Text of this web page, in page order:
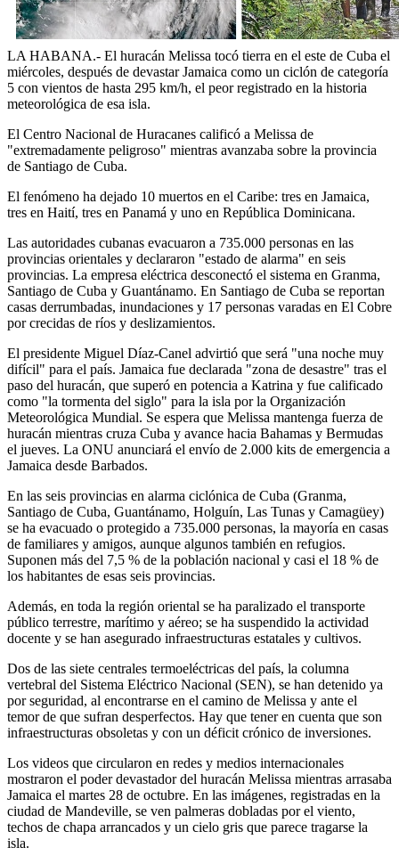
LA HABANA.- El huracán Melissa tocó tierra en el este de Cuba el
miércoles, después de devastar Jamaica como un ciclón de categoría
5 con vientos de hasta 295 km/h, el peor registrado en la historia
meteorológica de esa isla.
El Centro Nacional de Huracanes calificó a Melissa de
"extremadamente peligroso" mientras avanzaba sobre la provincia
de Santiago de Cuba.
El fenómeno ha dejado 10 muertos en el Caribe: tres en Jamaica,
tres en Haití, tres en Panamá y uno en República Dominicana.
Las autoridades cubanas evacuaron a 735.000 personas en las
provincias orientales y declararon "estado de alarma" en seis
provincias. La empresa eléctrica desconectó el sistema en Granma,
Santiago de Cuba y Guantánamo. En Santiago de Cuba se reportan
casas derrumbadas, inundaciones y 17 personas varadas en El Cobre
por crecidas de ríos y deslizamientos.
El presidente Miguel Díaz-Canel advirtió que será "una noche muy
difícil" para el país. Jamaica fue declarada "zona de desastre" tras el
paso del huracán, que superó en potencia a Katrina y fue calificado
como "la tormenta del siglo" para la isla por la Organización
Meteorológica Mundial. Se espera que Melissa mantenga fuerza de
huracán mientras cruza Cuba y avance hacia Bahamas y Bermudas
el jueves. La ONU anunciará el envío de 2.000 kits de emergencia a
Jamaica desde Barbados.
En las seis provincias en alarma ciclónica de Cuba (Granma,
Santiago de Cuba, Guantánamo, Holguín, Las Tunas y Camagüey)
se ha evacuado o protegido a 735.000 personas, la mayoría en casas
de familiares y amigos, aunque algunos también en refugios.
Suponen más del 7,5 % de la población nacional y casi el 18 % de
los habitantes de esas seis provincias.
Además, en toda la región oriental se ha paralizado el transporte
público terrestre, marítimo y aéreo; se ha suspendido la actividad
docente y se han asegurado infraestructuras estatales y cultivos.
Dos de las siete centrales termoeléctricas del país, la columna
vertebral del Sistema Eléctrico Nacional (SEN), se han detenido ya
por seguridad, al encontrarse en el camino de Melissa y ante el
temor de que sufran desperfectos. Hay que tener en cuenta que son
infraestructuras obsoletas y con un déficit crónico de inversiones.
Los videos que circularon en redes y medios internacionales
mostraron el poder devastador del huracán Melissa mientras arrasaba
Jamaica el martes 28 de octubre. En las imágenes, registradas en la
ciudad de Mandeville, se ven palmeras dobladas por el viento,
techos de chapa arrancados y un cielo gris que parece tragarse la
isla.